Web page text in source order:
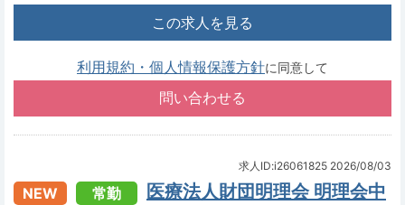
この求人を見る
利用規約・個人情報保護方針に同意して
求人ID:i26061825 2026/08/03
NEW 常勤 医療法人財団明理会 明理会中